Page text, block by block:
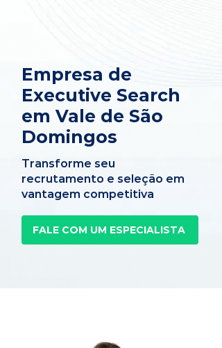
Empresa de
Executive Search
em Vale de São
Domingos
Transforme seu
recrutamento e seleção em
vantagem competitiva
FALE COM UM ESPECIALISTA